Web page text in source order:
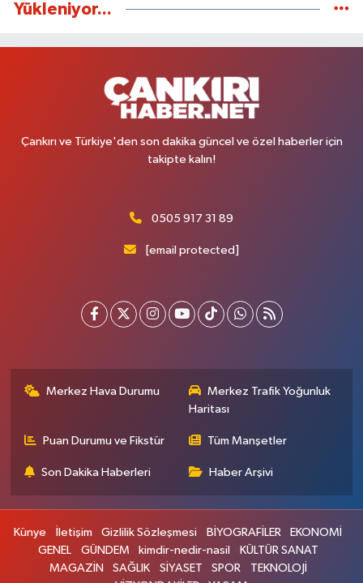
Yükleniyor...
Çankırı ve Türkiye'den son dakika güncel ve özel haberler için
takipte kalın!
0505 917 31 89
[email protected]
Merkez Hava Durumu
Merkez Trafik Yoğunluk
Haritası
Puan Durumu ve Fikstür Tüm Manşetler
Son Dakika Haberleri Haber Arşivi
Künye İletişim Gizlilik Sözleşmesi BİYOGRAFİLER
EKONOMİ
GENEL
GÜNDEM kimdir-nedir-nasil
KÜLTÜR SANAT
MAGAZİN
SAĞLIK SİYASET SPOR
TEKNOLOJİ